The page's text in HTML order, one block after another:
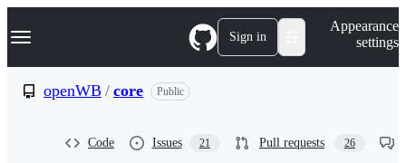
k
p
Navigation Menu Sign in
Appearance
settings
openWB / core Public
Code Issues 21 Pull requests 26